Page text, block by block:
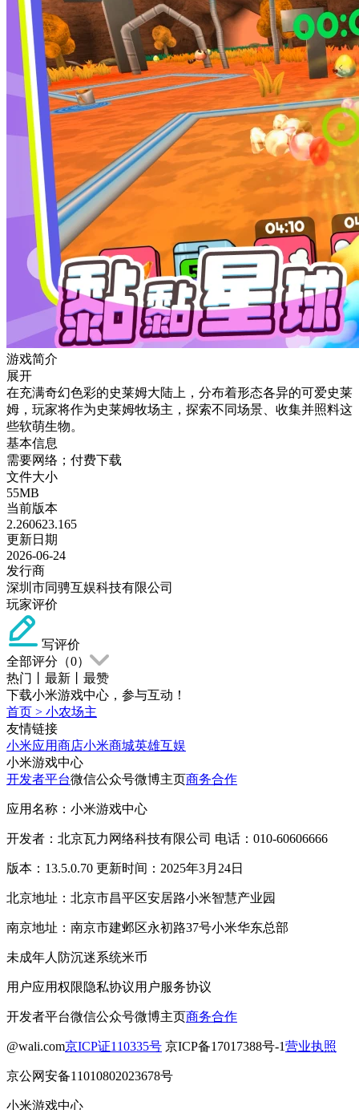
游戏简介
展开
在充满奇幻色彩的史莱姆大陆上，分布着形态各异的可爱史莱
姆，玩家将作为史莱姆牧场主，探索不同场景、收集并照料这
些软萌生物。
基本信息
需要网络；付费下载
文件大小
55MB
当前版本
2.260623.165
更新日期
2026-06-24
发行商
深圳市同骋互娱科技有限公司
玩家评价
写评价
全部评分（0）
热门
最新
最赞
下载小米游戏中心，参与互动！
首页 > 小农场主
友情链接
小米应用商店小米商城英雄互娱
小米游戏中心
开发者平台微信公众号微博主页商务合作
应用名称：小米游戏中心
开发者：北京瓦力网络科技有限公司 电话：010-60606666
版本：13.5.0.70 更新时间：2025年3月24日
北京地址：北京市昌平区安居路小米智慧产业园
南京地址：南京市建邺区永初路37号小米华东总部
未成年人防沉迷系统米币
用户应用权限隐私协议用户服务协议
开发者平台微信公众号微博主页商务合作
@wali.com京ICP证110335号 京ICP备17017388号-1营业执照
京公网安备11010802023678号
小米游戏中心